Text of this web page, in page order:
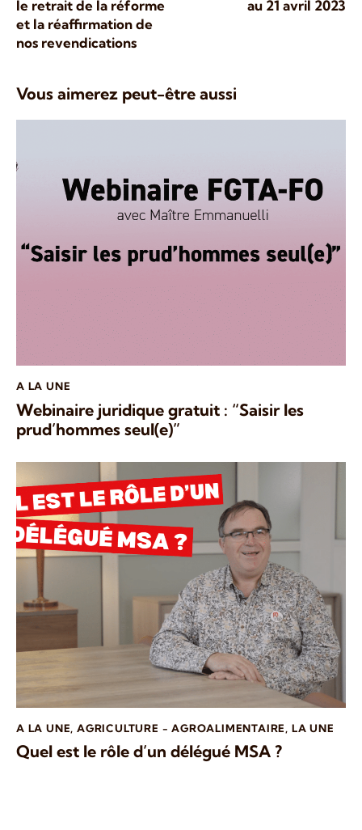
le retrait de la réforme
et la réaffirmation de
nos revendications
au 21 avril 2023
Vous aimerez peut-être aussi
A LA UNE
Webinaire juridique gratuit : “Saisir les
prud’hommes seul(e)”
A LA UNE,AGRICULTURE - AGROALIMENTAIRE, LA UNE
Quel est le rôle d’un délégué MSA ?